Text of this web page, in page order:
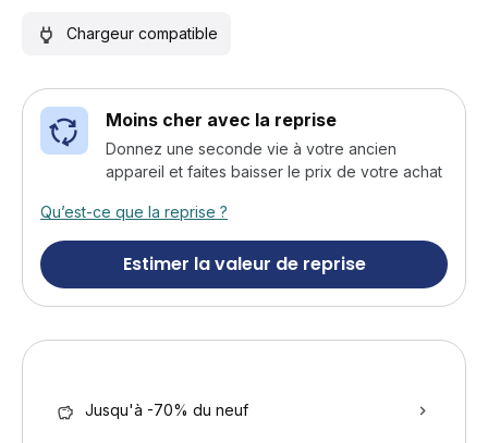
Chargeur compatible
Moins cher avec la reprise
Donnez une seconde vie à votre ancien
appareil et faites baisser le prix de votre achat
Qu’est-ce que la reprise ?
Estimer la valeur de reprise
Jusqu'à -70% du neuf